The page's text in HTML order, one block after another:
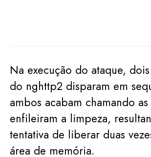
Na execução do ataque,
do nghttp2 disparam em
ambos acabam chamando
enfileiram a limpeza,
tentativa de liberar duas
área de memória.